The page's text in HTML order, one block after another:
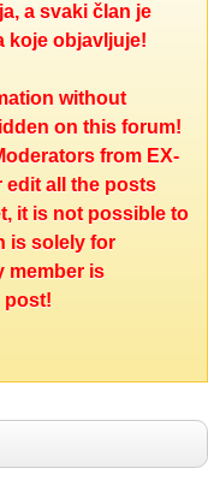
a svaki član je
koje objavljuje!
without
on this forum!
from EX-
edit all the posts
it is not possible to
is solely for
member is
post!